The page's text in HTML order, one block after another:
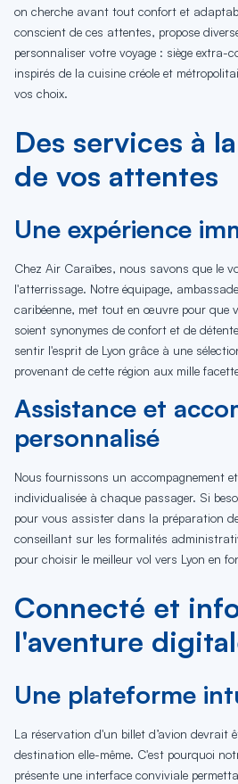
on cherche avant tout confort et
conscient de ces attentes, propose
personnaliser votre voyage : siège extra-
inspirés de la cuisine créole et
vos choix.
Des services à
de vos attentes
Une expérience
Chez Air Caraïbes, nous savons que le
l'atterrissage. Notre équipage,
caribéenne, met tout en œuvre pour que
soient synonymes de confort et de
sentir l'esprit de Lyon grâce à une
provenant de cette région aux mille
Assistance et
personnalisé
Nous fournissons un accompagnement
individualisée à chaque passager. Si
pour vous assister dans la préparation
conseillant sur les formalités
pour choisir le meilleur vol vers Lyon en
Connecté et
l'aventure
Une plateforme
La réservation d'un billet d’avion devrait
destination elle-même. C'est pourquoi
présente une interface conviviale